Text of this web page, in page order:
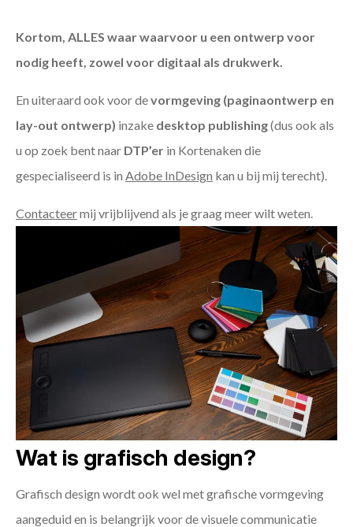
Kortom, ALLES waar waarvoor u een ontwerp voor
nodig heeft, zowel voor digitaal als drukwerk.
En uiteraard ook voor devormgeving (paginaontwerp en
lay-out ontwerp) inzake desktop publishing(dus ook als
u op zoek bent naar DTP’er in Kortenaken die
gespecialiseerd is in Adobe InDesign kan u bij mij terecht).
Contacteermij vrijblijvend als je graag meer wilt weten.
Wat is grafisch design?
Grafisch design wordt ook wel met grafische vormgeving
aangeduid en is belangrijk voor de visuele communicatie